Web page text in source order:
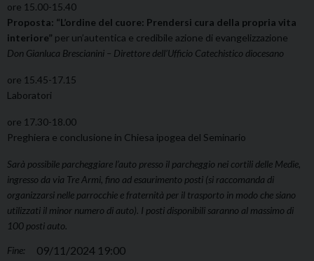
ore 15.00-15.40
Proposta: “L’ordine del cuore: Prendersi cura della propria vita
interiore” per un’autentica e credibile azione di evangelizzazione
Don Gianluca Brescianini – Direttore dell’Ufficio Catechistico diocesano
ore 15.45-17.15
Laboratori
ore 17.30-18.00
Preghiera e conclusione in Chiesa ipogea del Seminario
Sarà possibile parcheggiare l’auto presso il parcheggio nei cortili delle Medie,
ingresso da via Tre Armi, fino ad esaurimento posti (si raccomanda di
organizzarsi nelle parrocchie e fraternità per il trasporto in modo che siano
utilizzati il minor numero di auto). I posti disponibili saranno al massimo di
100 posti auto.
Fine: 09/11/2024 19:00